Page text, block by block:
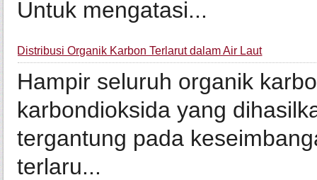
Untuk mengatasi...
Distribusi Organik Karbon Terlarut dalam Air Laut
Hampir seluruh organik
karbondioksida yang
tergantung pada
terlaru...